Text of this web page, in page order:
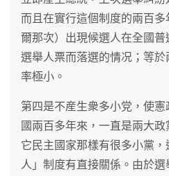
而且在實行這個制度的兩百
爾那次）出現候選人在全國
選舉人票而落選的情况；等
率極小。
第四是不産生衆多小党，使
國兩百多年來，一直是兩大
它民主國家那樣有很多小黨
人」制度有直接關係。由於